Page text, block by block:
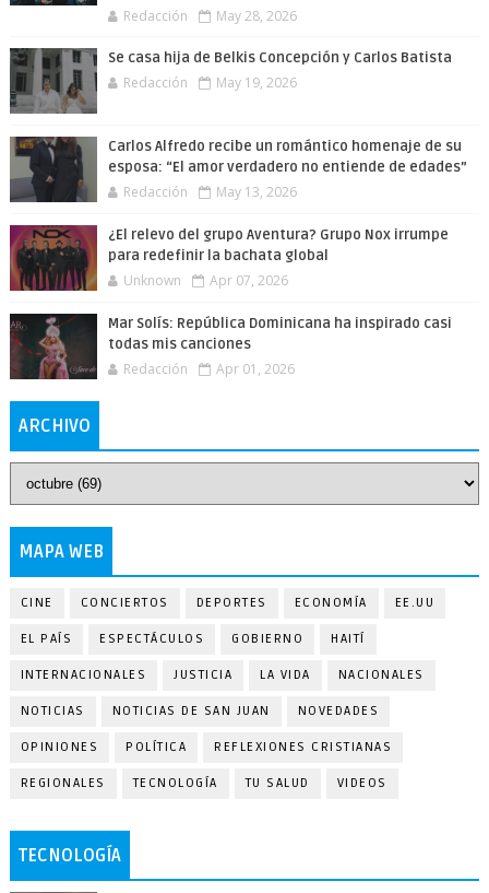
Redacción May 28, 2026
Se casa hija de Belkis Concepción y Carlos Batista
Redacción May 19, 2026
Carlos Alfredo recibe un romántico homenaje de su
esposa: “El amor verdadero no entiende de edades”
Redacción May 13, 2026
¿El relevo del grupo Aventura? Grupo Nox irrumpe
para redefinir la bachata global
Unknown Apr 07, 2026
Mar Solís: República Dominicana ha inspirado casi
todas mis canciones
Redacción Apr 01, 2026
ARCHIVO
MAPA WEB
CINE CONCIERTOS DEPORTES ECONOMÍA EE.UU
EL PAÍS ESPECTÁCULOS GOBIERNO HAITÍ
INTERNACIONALES JUSTICIA LA VIDA NACIONALES
NOTICIAS NOTICIAS DE SAN JUAN NOVEDADES
OPINIONES POLÍTICA REFLEXIONES CRISTIANAS
REGIONALES TECNOLOGÍA TU SALUD VIDEOS
TECNOLOGÍA